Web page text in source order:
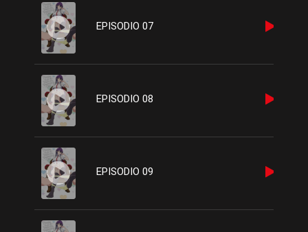
EPISODIO 07
EPISODIO 08
EPISODIO 09